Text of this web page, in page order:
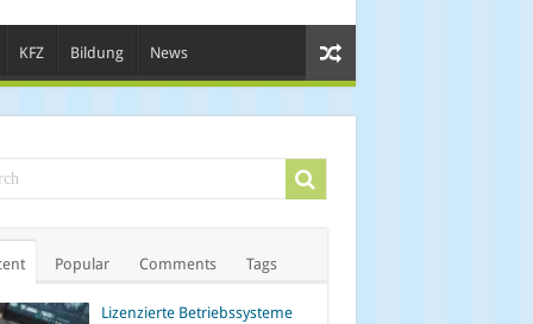
KFZ Bildung News
Popular Comments Tags
Lizenzierte Betriebssysteme